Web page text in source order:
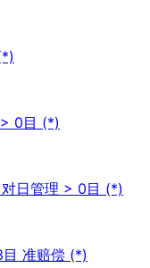
0目 (*)
对日管理 > 0目 (*)
准赔偿 (*)